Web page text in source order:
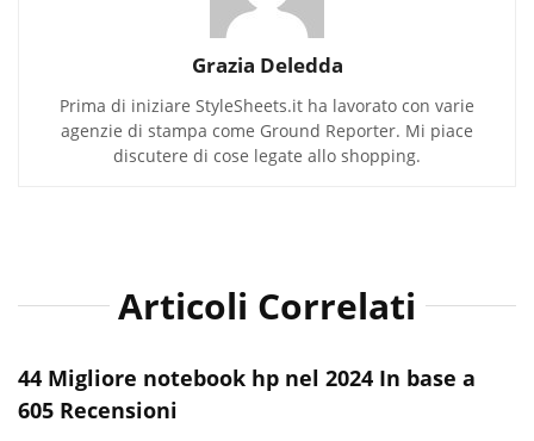
Grazia Deledda
Prima di iniziare StyleSheets.it ha lavorato con varie
agenzie di stampa come Ground Reporter. Mi piace
discutere di cose legate allo shopping.
Articoli Correlati
44 Migliore notebook hp nel 2024 In base a
605 Recensioni